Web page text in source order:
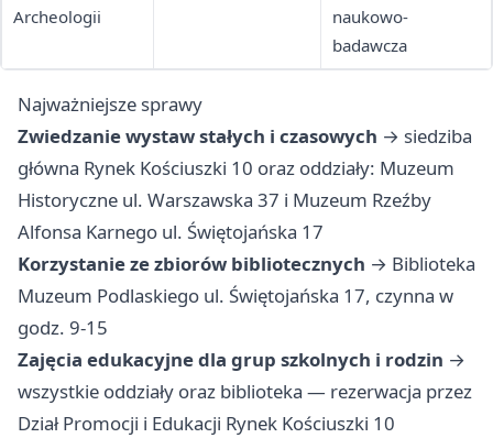
Archeologii
naukowo-
badawcza
Najważniejsze sprawy
Zwiedzanie wystaw stałych i czasowych → siedziba
główna Rynek Kościuszki 10 oraz oddziały: Muzeum
Historyczne ul. Warszawska 37 i Muzeum Rzeźby
Alfonsa Karnego ul. Świętojańska 17
Korzystanie ze zbiorów bibliotecznych → Biblioteka
Muzeum Podlaskiego ul. Świętojańska 17, czynna w
godz. 9-15
Zajęcia edukacyjne dla grup szkolnych i rodzin →
wszystkie oddziały oraz biblioteka — rezerwacja przez
Dział Promocji i Edukacji Rynek Kościuszki 10